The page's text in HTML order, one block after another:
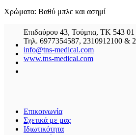
Χρώματα: Βαθύ μπλε και ασημί
Επιδαύρου 43, Τούμπα, ΤΚ 543 01
Τηλ. 6977354587, 2310912100 &
info@tns-medical.com
www.tns-medical.com
Επικοινωνία
Σχετικά με μας
Ιδιωτικότητα